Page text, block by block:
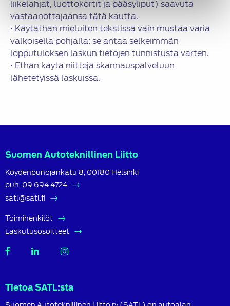
liikelahjat, luottokortit ja pääsyliput) saavuta
vastaanottajaansa tätä kautta.
• Käytäthän mieluiten tekstissä vain mustaa väriä
valkoisella pohjalla: se antaa selkeimmän
lopputuloksen laskun tietojen tunnistusta varten.
• Ethän käytä niittejä skannauspalveluun
lähetetyissä laskuissa.
Suomen Autoteknillinen Liitto
Köydenpunojankatu 8, 00180 Helsinki
puh. 09 694 4724
satl@satl.fi
Toimihenkilöt
Laskutusosoitteet
SATL
SATL
Tietoa SATL:sta